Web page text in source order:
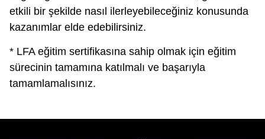
etkili bir şekilde nasıl ilerleyebileceğiniz konusunda
kazanımlar elde edebilirsiniz.
* LFA eğitim sertifikasına sahip olmak için eğitim
sürecinin tamamına katılmalı ve başarıyla
tamamlamalısınız.